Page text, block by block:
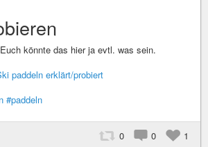
könnte das hier ja evtl. was sein.
paddeln erklärt/probiert
#paddeln
0 0
1